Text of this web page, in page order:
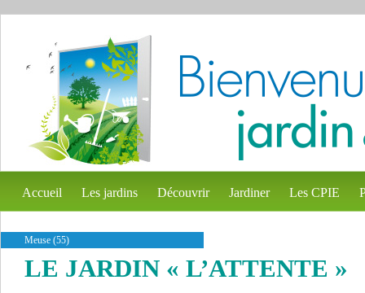
Accueil Les jardins Découvrir Jardiner Les CPIE
Meuse (55)
LE JARDIN « L’ATTENTE »